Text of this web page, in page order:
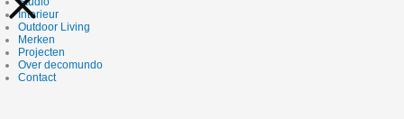
Interieur
Outdoor Living
Merken
Projecten
Over decomundo
Contact